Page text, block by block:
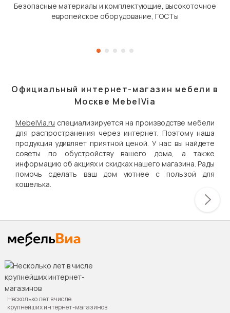
Безопасные материалы и комплектующие, высокоточное
европейское оборудование, ГОСТы
Официальный интернет-магазин мебели в
Москве MebelVia
MebelVia.ru специализируется на производстве мебели
для распространения через интернет. Поэтому наша
продукция удивляет приятной ценой. У нас вы найдете
советы по обустройству вашего дома, а также
информацию об акциях и скидках нашего магазина. Рады
помочь сделать ваш дом уютнее с пользой для
кошелька.
Несколько лет в числе
крупнейших интернет-магазинов